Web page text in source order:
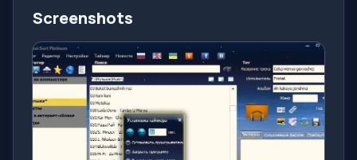
Screenshots